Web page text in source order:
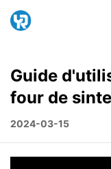
Guide
four de
2024-03-15